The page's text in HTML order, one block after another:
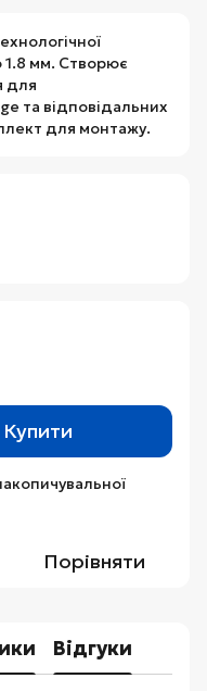
1.8 мм. Створює
для
та відповідальних
для монтажу.
Купити
Порівняти
Відгуки